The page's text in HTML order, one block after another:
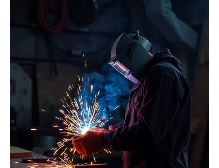
Winter Arbeitskleidung
Essentials